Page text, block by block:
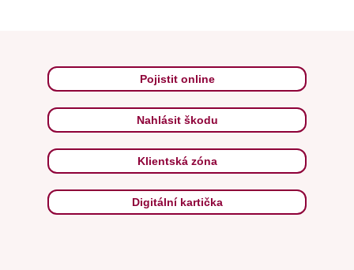
Pojistit online
Nahlásit škodu
Klientská zóna
Digitální kartička